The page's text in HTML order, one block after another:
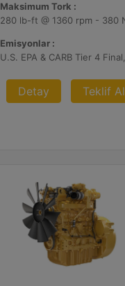
Maksimum Tork :
Emisyonlar :
Detay Teklif Al